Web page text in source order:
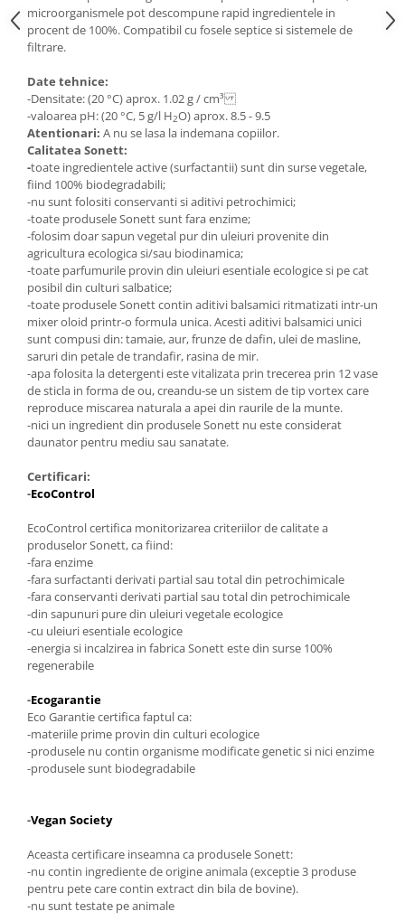
Cătină
Chlorella
Electroliti
Produse Apicole
Cacao
microorganismele pot descompune rapid ingredientele in
procent de 100%. Compatibil cu fosele septice si sistemele de
filtrare.
Date tehnice:
-Densitate: (20 °C) aprox. 1.02 g / cm³
-valoarea pH: (20 °C, 5 g/l H2O) aprox. 8.5 - 9.5
Atentionari: A nu se lasa la indemana copiilor.
Calitatea Sonett:
-toate ingredientele active (surfactantii) sunt din surse vegetale,
fiind 100% biodegradabili;
-nu sunt folositi conservanti si aditivi petrochimici;
-toate produsele Sonett sunt fara enzime;
-folosim doar sapun vegetal pur din uleiuri provenite din
agricultura ecologica si/sau biodinamica;
-toate parfumurile provin din uleiuri esentiale ecologice si pe cat
posibil din culturi salbatice;
-toate produsele Sonett contin aditivi balsamici ritmatizati intr-un
mixer oloid printr-o formula unica. Acesti aditivi balsamici unici
sunt compusi din: tamaie, aur, frunze de dafin, ulei de masline,
saruri din petale de trandafir, rasina de mir.
-apa folosita la detergenti este vitalizata prin trecerea prin 12 vase
de sticla in forma de ou, creandu-se un sistem de tip vortex care
reproduce miscarea naturala a apei din raurile de la munte.
-nici un ingredient din produsele Sonett nu este considerat
daunator pentru mediu sau sanatate.
Certificari:
-EcoControl
EcoControl certifica monitorizarea criteriilor de calitate a
produselor Sonett, ca fiind:
-fara enzime
-fara surfactanti derivati partial sau total din petrochimicale
-fara conservanti derivati partial sau total din petrochimicale
-din sapunuri pure din uleiuri vegetale ecologice
-cu uleiuri esentiale ecologice
-energia si incalzirea in fabrica Sonett este din surse 100%
regenerabile
-Ecogarantie
Eco Garantie certifica faptul ca:
-materiile prime provin din culturi ecologice
-produsele nu contin organisme modificate genetic si nici enzime
-produsele sunt biodegradabile
-Vegan Society
Aceasta certificare inseamna ca produsele Sonett:
-nu contin ingrediente de origine animala (exceptie 3 produse
pentru pete care contin extract din bila de bovine).
-nu sunt testate pe animale